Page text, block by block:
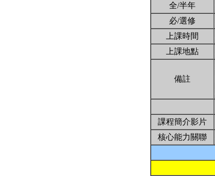
全/半年
必/選修
上課時間
上課地點
備註
課程簡介影片
核心能力關聯